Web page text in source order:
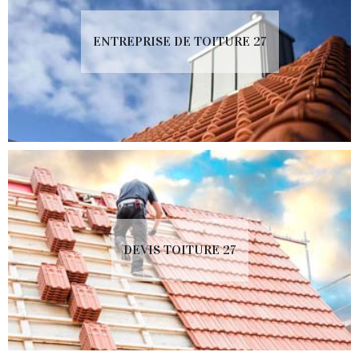
ENTREPRISE DE TOITURE 27
DEVIS TOITURE 27